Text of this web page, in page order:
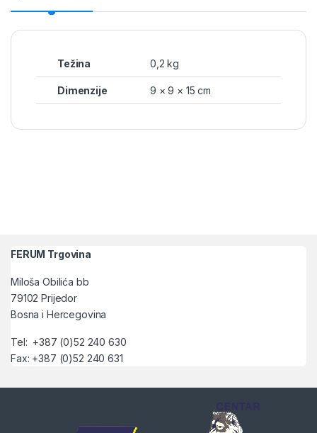
Težina 0,2 kg
Dimenzije 9 × 9 × 15 cm
FERUM Trgovina
Miloša Obilića bb
79102 Prijedor
Bosna i Hercegovina
Tel: +387 (0)52 240 630
Fax: +387 (0)52 240 631